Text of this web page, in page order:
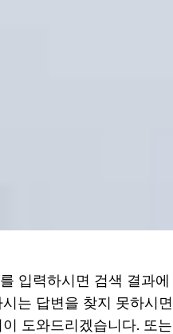
입력하시면 검색 결과에
는 답변을 찾지 못하시면
도와드리겠습니다. 또는